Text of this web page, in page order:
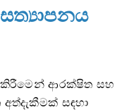
කිරීමෙන් ආරක්ෂිත සහ
සඳහා